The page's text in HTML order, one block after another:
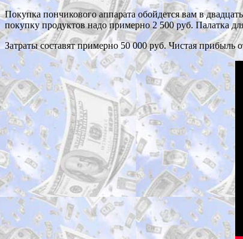
Покупка пончикового аппарата обойдется вам в
покупку продуктов надо примерно 2 500 руб. Палатка
Затраты составят примерно 50 000 руб. Чистая прибыль